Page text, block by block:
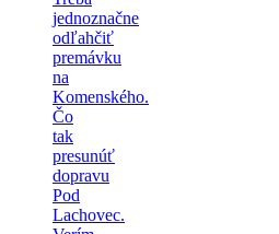
jednoznačne
odľahčiť
premávku
na
Komenského.
Čo
tak
presunúť
dopravu
Pod
Lachovec.